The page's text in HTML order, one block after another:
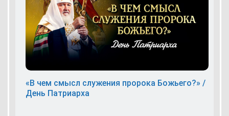
«В чем смысл служения пророка Божьего?» /
День Патриарха